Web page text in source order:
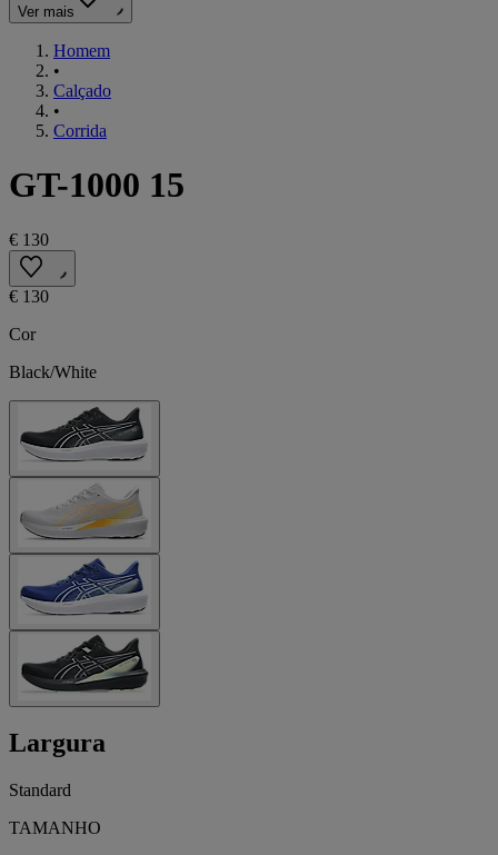
Ver mais
Homem
•
Calçado
•
Corrida
GT-1000 15
€ 130
€ 130
Cor
Black/White
Largura
Standard
TAMANHO